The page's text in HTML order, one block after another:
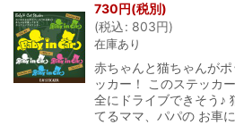
730円(税別)
(税込: 803円)
在庫あり
赤ちゃんと猫ちゃんが
ッカー！ このステッカ
全にドライブできそう♪
てるママ、パパの お車